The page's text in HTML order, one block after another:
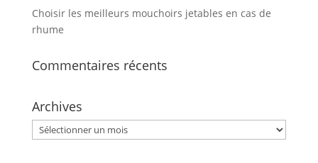
Choisir les meilleurs mouchoirs jetables en cas de
rhume
Commentaires récents
Archives
Archives